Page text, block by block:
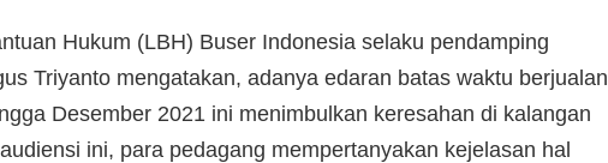
Hukum (LBH) Buser Indonesia selaku pendamping
Triyanto mengatakan, adanya edaran batas waktu berjualan
Desember 2021 ini menimbulkan keresahan di kalangan
ini, para pedagang mempertanyakan kejelasan hal